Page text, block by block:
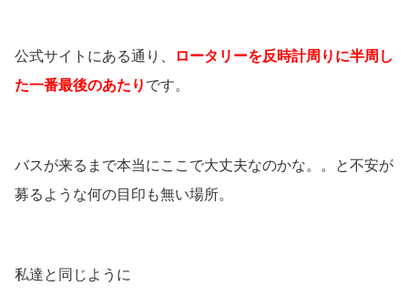
公式サイトにある通り、
ロータリーを反時計周りに半周し
た一番最後のあたり です。
バスが来るまで本当にここで大丈夫なのかな。。と不安が
募るような何の目印も無い場所。
私達と同じように